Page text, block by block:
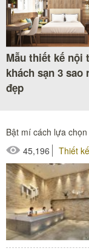
Mẫu thiết kế nội
khách sạn 3 sao
đẹp
Bật mí cách lựa
45,196
Thiết